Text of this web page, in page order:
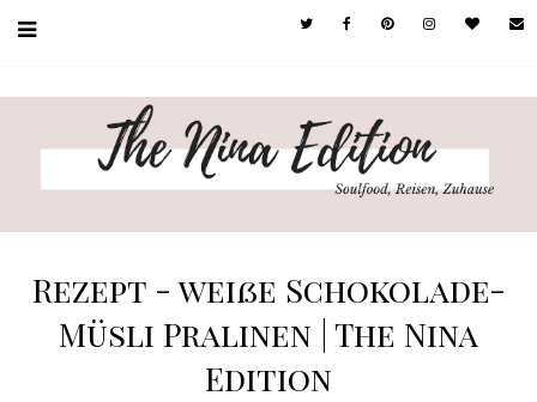
Rezept - weiße Schokolade-
Müsli Pralinen | The Nina
Edition